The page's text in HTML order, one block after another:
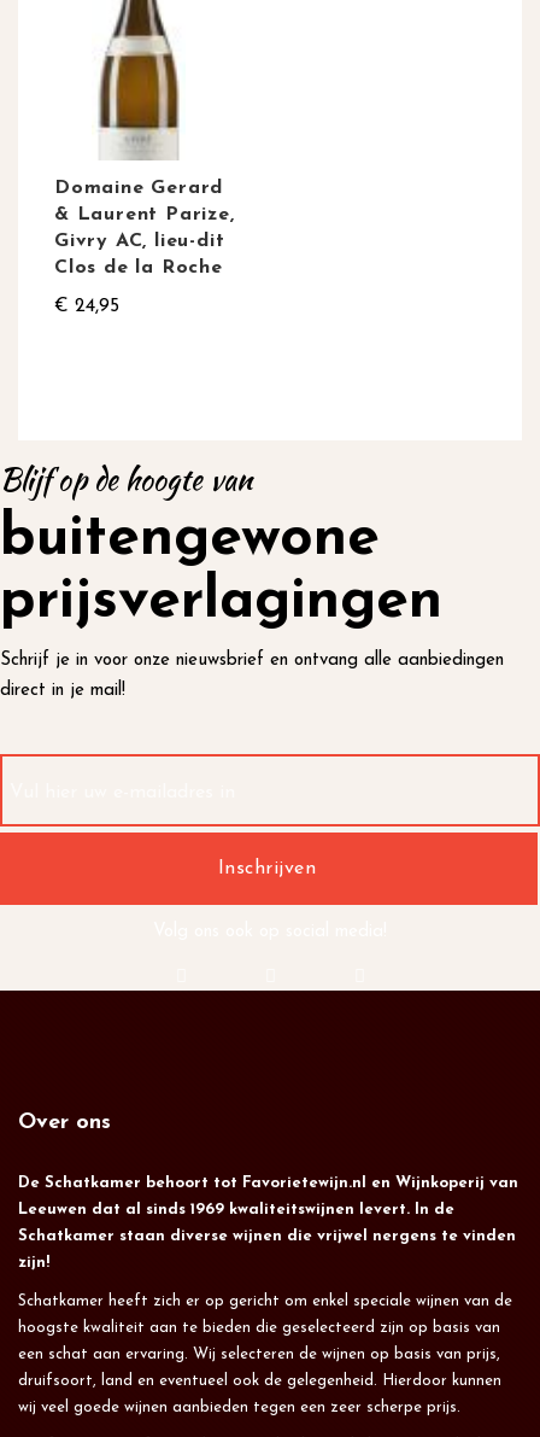
Domaine Gerard
& Laurent Parize,
Givry AC, lieu-dit
Clos de la Roche
€ 24,95
Blijf op de hoogte van
buitengewone
prijsverlagingen
Schrijf je in voor onze nieuwsbrief en ontvang alle aanbiedingen
direct in je mail!
Over ons
De Schatkamer behoort tot Favorietewijn.nl en Wijnkoperij van
Leeuwen dat al sinds 1969 kwaliteitswijnen levert. In de
Schatkamer staan diverse wijnen die vrijwel nergens te vinden
zijn!
Schatkamer heeft zich er op gericht om enkel speciale wijnen van de
hoogste kwaliteit aan te bieden die geselecteerd zijn op basis van
een schat aan ervaring. Wij selecteren de wijnen op basis van prijs,
druifsoort, land en eventueel ook de gelegenheid. Hierdoor kunnen
wij veel goede wijnen aanbieden tegen een zeer scherpe prijs.